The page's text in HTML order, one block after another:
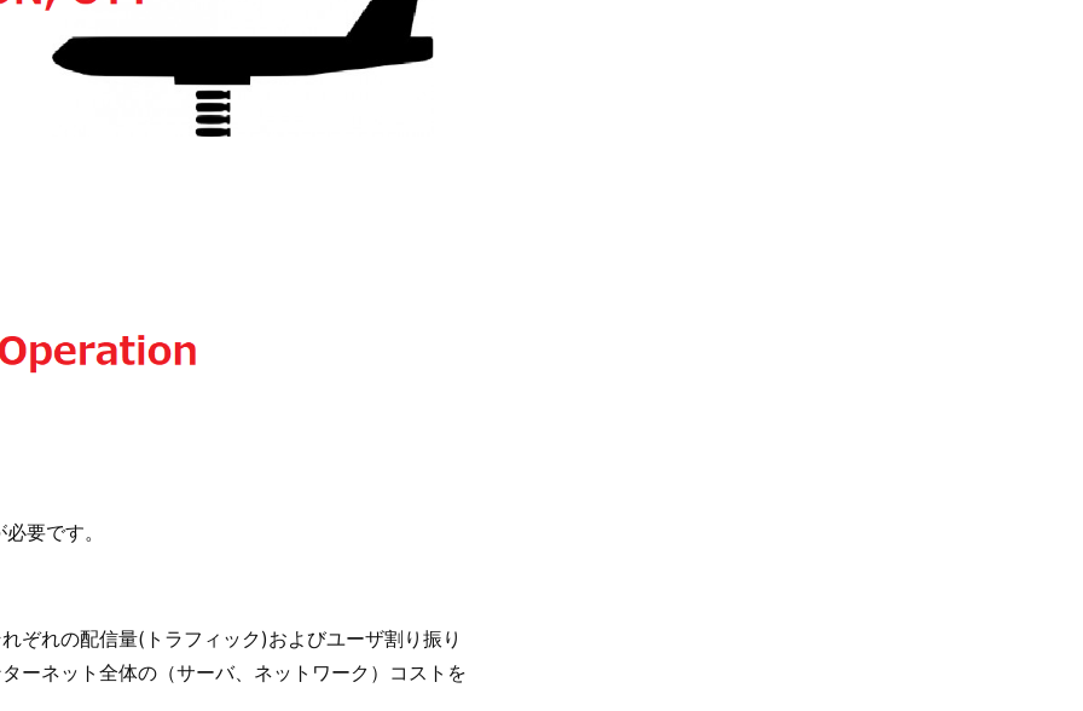
要です。
ぞれの配信量(トラフィック)およびユーザ割り振り
ーネット全体の（サーバ、ネットワーク）コストを